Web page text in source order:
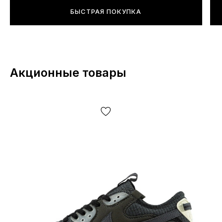
спортивных нагрузок, в том числе бег и фитнес.
Более чем, пробить их без помощи острых предметов
практически невозможно. Для адекватной работы
БЫСТРАЯ ПОКУПКА
Акционные товары